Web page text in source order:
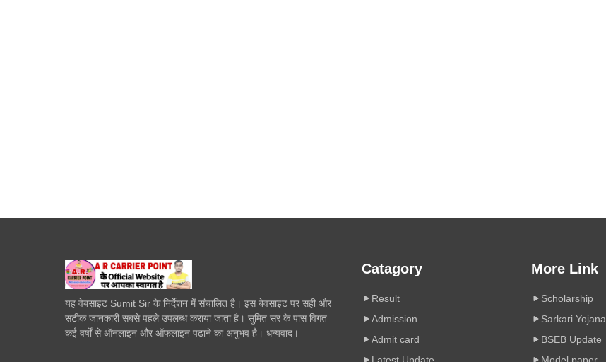
यह वेबसाइट Sumit Sir के निर्देशन में संचालित है। इस बेवसाइट पर सही और
सटीक जानकारी सबसे पहले उपलब्ध कराया जाता है। सुमित सर के पास विगत
कई वर्षों से ऑनलाइन और ऑफलाइन पढाने का अनुभव है। धन्यवाद।
Catagory
Result
Admission
Admit card
Latest Update
More Link
Scholarship
Sarkari Yojana
BSEB Update
Model paper